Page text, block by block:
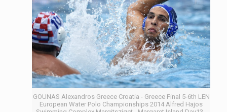
GOUNAS Alexandros Greece Croatia - Greece Final 5-6th LEN
European Water Polo Championships 2014 Alfred Hajos